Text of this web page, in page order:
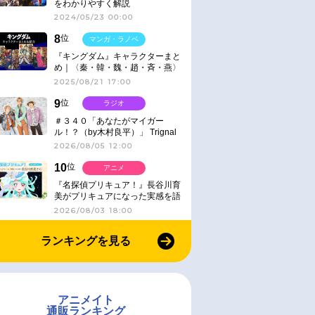
をわかりやすく解説
2024/05/23 00:00
8位
『キングダム』キャラクターまと
め｜〈秦・韓・魏・趙・斉・燕〉
2025/08/21 17:00
マンガ・ラノベ
9位
＃３４０「あなたがマイガー
ル！？（by木村良平）」 Trignal
のキラキラ☆ビートＲ
2026/08/05 12:00
ラジオ
10位
『名探偵プリキュア！』長谷川育
美がプリキュアになった実感を語
る【インタビュー】
2026/08/03 18:00
アニメ
ランキングを見る
アニメイト
通販ランキング